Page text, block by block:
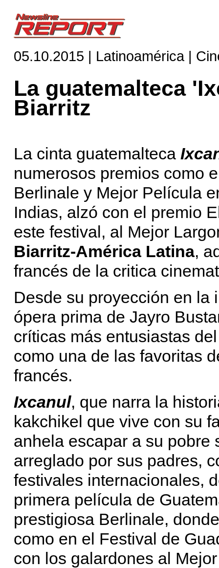
05.10.2015 | Latinoamérica |
La guatemalteca
Biarritz
La cinta guatemalteca
numerosos premios como
Berlinale y Mejor Película
Indias, alzó con el premio
este festival, al Mejor
Biarritz-América Latina,
francés de la critica
Desde su proyección en la
ópera prima de Jayro
críticas más entusiastas
como una de las favoritas
francés.
Ixcanul, que narra la
kakchikel que vive con su
anhela escapar a su pobre
arreglado por sus padres,
festivales internacionales,
primera película de
prestigiosa Berlinale,
como en el Festival de
con los galardones al